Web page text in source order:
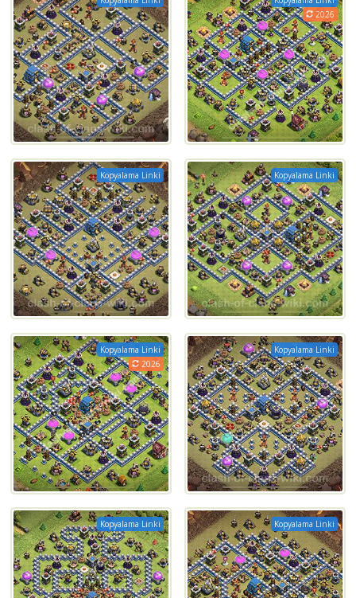
2026
Kopyalama Linki Kopyalama Linki
Kopyalama Linki
2026
Kopyalama Linki
Kopyalama Linki Kopyalama Linki